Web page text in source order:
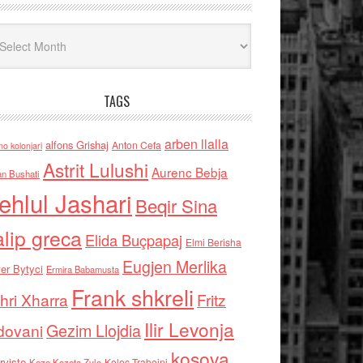
TAGS
kolonjari alfons Grishaj Anton Cefa arben llalla
Bushati Astrit Lulushi Aurenc Bebja
Jashari Beqir Sina
grecaElida Buçpapaj Elmi Berisha
Bytyci Ermira Babamusta Eugjen Merlika
Xharra Frank shkreli Fritz
Gezim Llojdia Ilir Levonja